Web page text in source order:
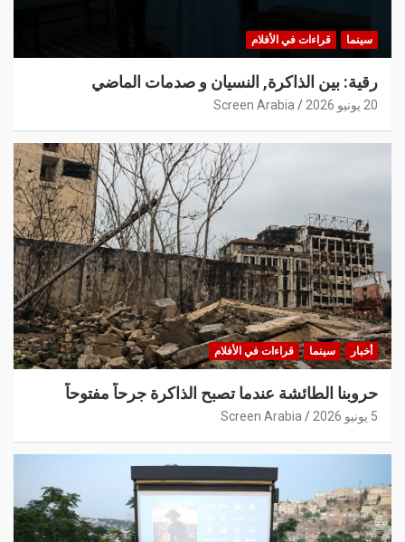
سينما قراءات في الأفلام
رقية: بين الذاكرة, النسيان و صدمات الماضي
20 يونيو 2026 Screen Arabia
أخبار سينما قراءات في الأفلام
حروبنا الطائشة عندما تصبح الذاكرة جرحاً مفتوحاً
5 يونيو 2026 Screen Arabia